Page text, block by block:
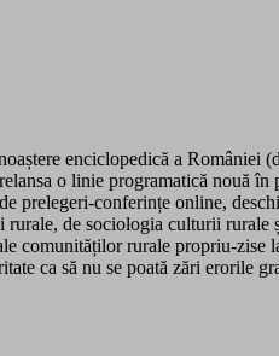
enciclopedică a României
o linie programatică nouă în
prelegeri-conferințe online,
de sociologia culturii rurale
comunităților rurale propriu-zise
ca să nu se poată zări erorile